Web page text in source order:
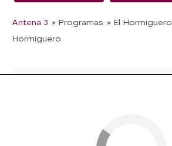
Antena 3 » Programas » El Hormiguero
Hormiguero